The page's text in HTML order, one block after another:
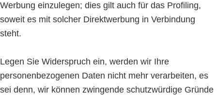
Werbung einzulegen; dies gilt auch für das Profiling,
soweit es mit solcher Direktwerbung in Verbindung
steht.
Legen Sie Widerspruch ein, werden wir Ihre
personenbezogenen Daten nicht mehr verarbeiten, es
sei denn, wir können zwingende schutzwürdige Gründe